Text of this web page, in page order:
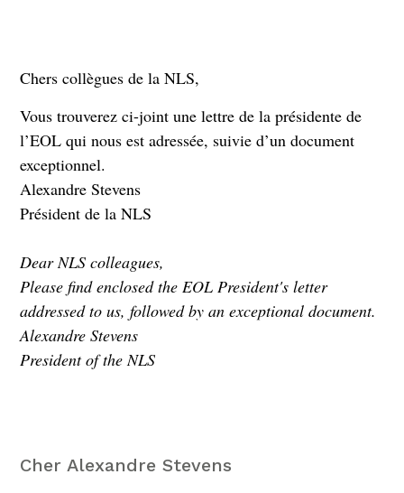
Chers collègues de la NLS,
Vous trouverez ci-joint une lettre de la présidente de
l’EOL qui nous est adressée, suivie d’un document
exceptionnel.
Alexandre Stevens
Président de la NLS
Dear NLS colleagues,
Please find enclosed the EOL President's letter
addressed to us, followed by an exceptional document.
Alexandre Stevens
President of the NLS
Cher Alexandre Stevens